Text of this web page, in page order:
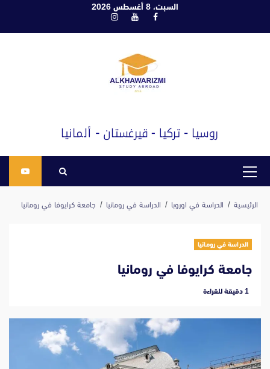
السبت، 8 أغسطس 2026
فيسبوكيوتيوبانستغرام
القائمة
الرئيسية الدراسة في اوروبا الدراسة في رومانيا جامعة كرايوفا في رومانيا
الدراسة في رومانيا
جامعة كرايوفا في رومانيا
‫1 دقيقة للقراءة